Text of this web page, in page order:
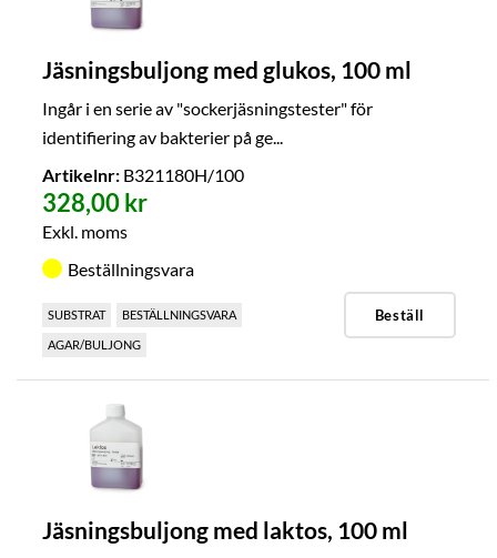
Jäsningsbuljong med glukos, 100 ml
Ingår i en serie av "sockerjäsningstester" för
identifiering av bakterier på ge...
Artikelnr:B321180H/100
328,00 kr
Exkl. moms
Beställningsvara
SUBSTRAT BESTÄLLNINGSVARA
AGAR/BULJONG
Beställ
Jäsningsbuljong med laktos, 100 ml